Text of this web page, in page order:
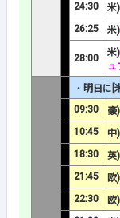
24:30 米
26:25
米)
28:00 米)
ュ
・ 明日に[
09:30
豪)
10:45 中)
18:30
英)
21:45
欧)
22:30
欧)